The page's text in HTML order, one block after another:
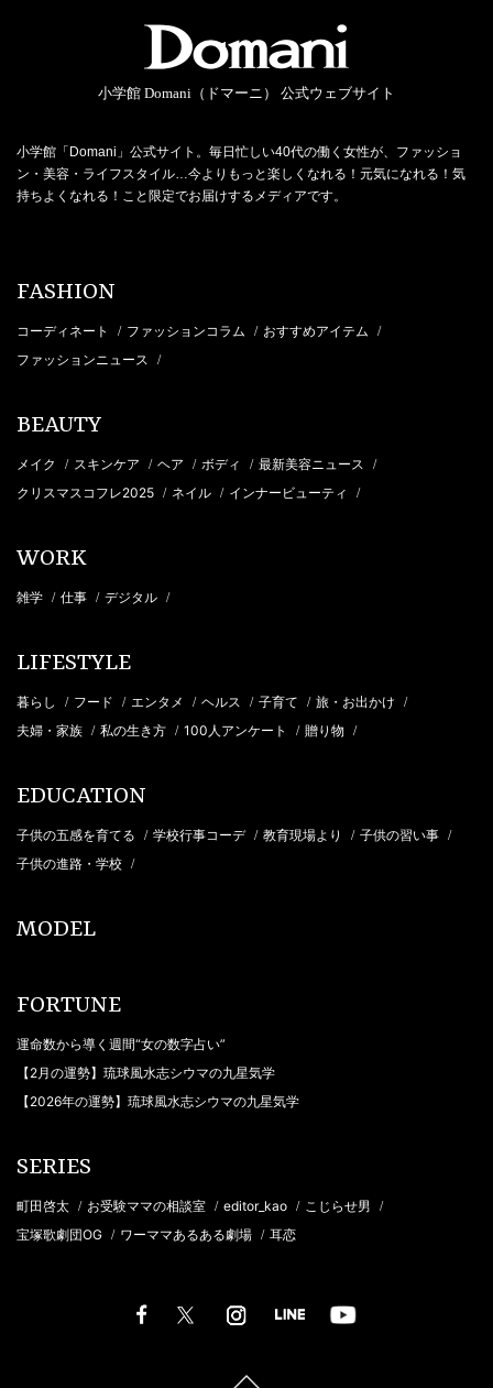
小学館 Domani（ドマーニ） 公式ウェブサイト
小学館「Domani」公式サイト。毎日忙しい40代の働く女性が、ファッショ
ン・美容・ライフスタイル…今よりもっと楽しくなれる！元気になれる！気
持ちよくなれる！こと限定でお届けするメディアです。
FASHION
コーディネート / ファッションコラム / おすすめアイテム /
ファッションニュース /
BEAUTY
メイク / スキンケア / ヘア / ボディ / 最新美容ニュース /
クリスマスコフレ2025 / ネイル / インナービューティ /
WORK
雑学 / 仕事 / デジタル /
LIFESTYLE
暮らし / フード / エンタメ / ヘルス / 子育て / 旅・お出かけ /
夫婦・家族 / 私の生き方 / 100人アンケート / 贈り物 /
EDUCATION
子供の五感を育てる / 学校行事コーデ / 教育現場より / 子供の習い事 /
子供の進路・学校 /
MODEL
FORTUNE
運命数から導く週間“女の数字占い”
【2月の運勢】琉球風水志シウマの九星気学
【2026年の運勢】琉球風水志シウマの九星気学
SERIES
町田啓太 / お受験ママの相談室 / editor_kao / こじらせ男 /
宝塚歌劇団OG / ワーママあるある劇場 / 耳恋